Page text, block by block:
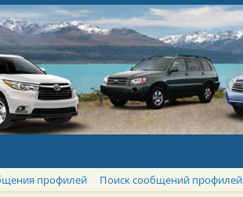
профилей
Поиск сообщений профилей